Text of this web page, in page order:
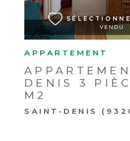
APPARTEMENT
DENIS 3
M2
SAINT-DENIS